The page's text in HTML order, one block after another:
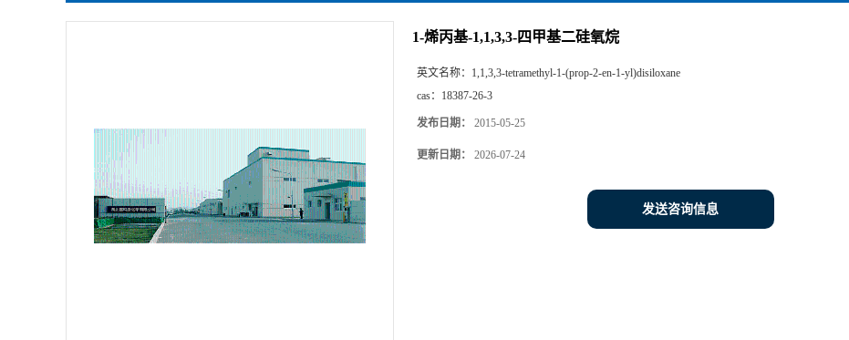
1-烯丙基-1,1,3,3-四甲基二硅氧烷
英文名称： 1,1,3,3-tetramethyl-1-(prop-2-en-1-yl)disiloxane
cas： 18387-26-3
发布日期： 2015-05-25
更新日期： 2026-07-24
发送咨询信息